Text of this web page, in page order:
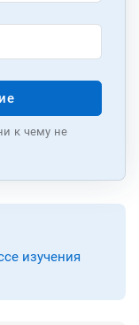
к чему не
изучения